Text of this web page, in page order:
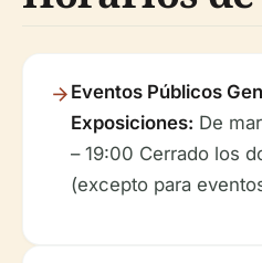
Eventos Públicos
Exposiciones: De
– 19:00 Cerrado los
(excepto para